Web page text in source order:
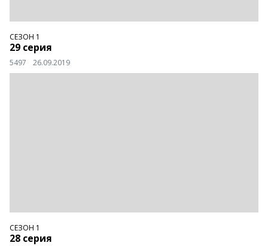
СЕЗОН 1
29 серия
5497 26.09.2019
СЕЗОН 1
28 серия